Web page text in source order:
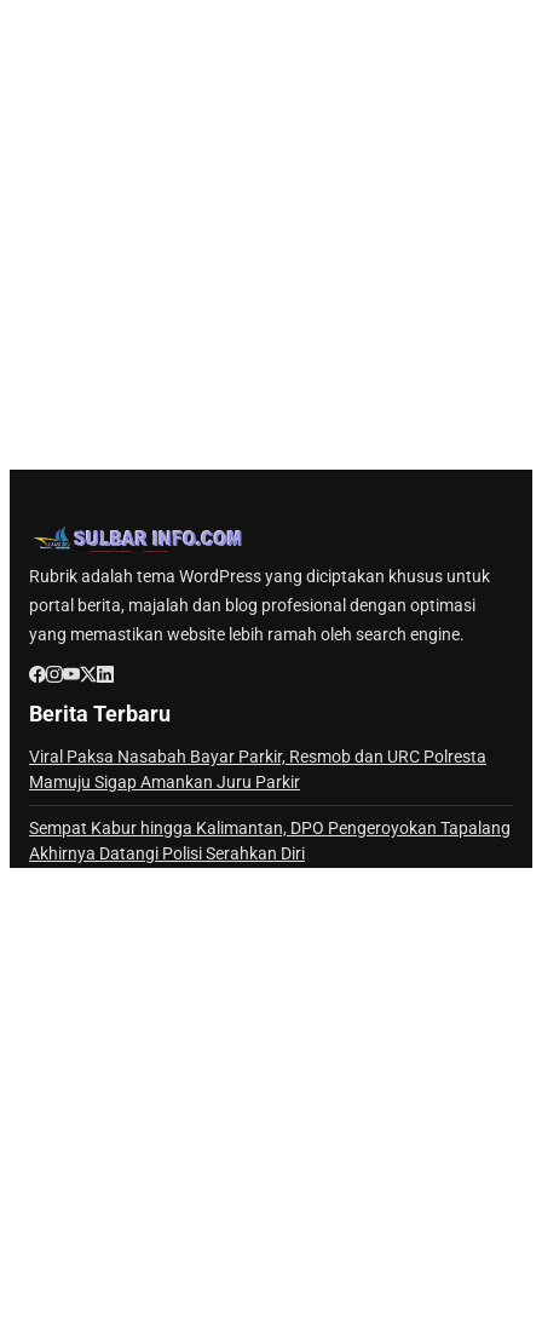
Rubrik adalah tema WordPress yang diciptakan khusus untuk
portal berita, majalah dan blog profesional dengan optimasi
yang memastikan website lebih ramah oleh search engine.
Berita Terbaru
Viral Paksa Nasabah Bayar Parkir, Resmob dan URC Polresta
Mamuju Sigap Amankan Juru Parkir
Sempat Kabur hingga Kalimantan, DPO Pengeroyokan Tapalang
Akhirnya Datangi Polisi Serahkan Diri